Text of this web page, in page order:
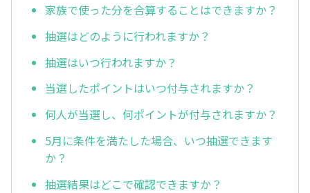
家族で使った分を合算することはできますか？
抽選はどのように行われますか？
抽選はいつ行われますか？
当選したポイントはいつ付与されますか？
何人が当選し、何ポイントが付与されますか？
5月に条件を満たした場合、いつ抽選できます
か？
抽選結果はどこで確認できますか？